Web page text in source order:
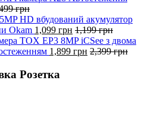
грн
HD вбудований акумулятор
Okam 1,099 грн 1,199грн
TOX EP3 8MP iCSee з двома
1,899 грн 2,399грн
Розетка